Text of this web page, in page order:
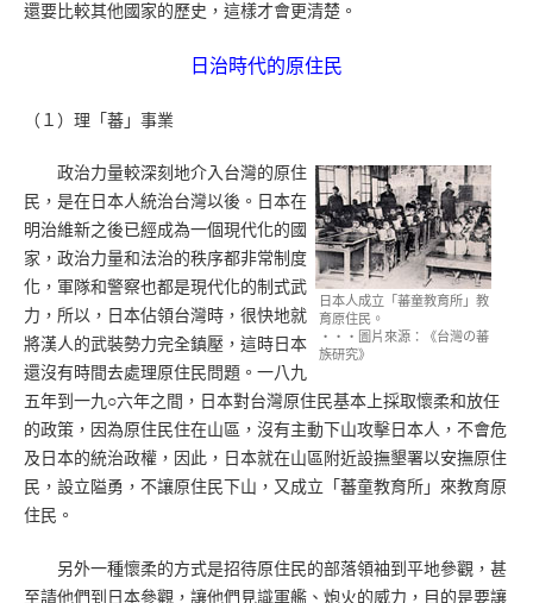
還要比較其他國家的歷史，這樣才會更清楚。
日治時代的原住民
（１）理「蕃」事業
日本人成立「蕃童教育所」教
育原住民。
‧‧‧圖片來源：《台灣の蕃
族研究》
政治力量較深刻地介入台灣的原住
民，是在日本人統治台灣以後。日本在
明治維新之後已經成為一個現代化的國
家，政治力量和法治的秩序都非常制度
化，軍隊和警察也都是現代化的制式武
力，所以，日本佔領台灣時，很快地就
將漢人的武裝勢力完全鎮壓，這時日本
還沒有時間去處理原住民問題。一八九
五年到一九○六年之間，日本對台灣原住民基本上採取懷柔和放任
的政策，因為原住民住在山區，沒有主動下山攻擊日本人，不會危
及日本的統治政權，因此，日本就在山區附近設撫墾署以安撫原住
民，設立隘勇，不讓原住民下山，又成立「蕃童教育所」來教育原
住民。
另外一種懷柔的方式是招待原住民的部落領袖到平地參觀，甚
至請他們到日本參觀，讓他們見識軍艦、炮火的威力，目的是要讓